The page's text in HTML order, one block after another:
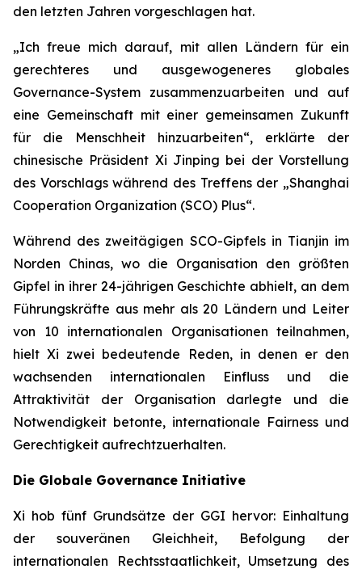
den letzten Jahren vorgeschlagen hat.
„Ich freue mich darauf, mit allen Ländern für ein
gerechteres und ausgewogeneres globales
Governance-System zusammenzuarbeiten und auf
eine Gemeinschaft mit einer gemeinsamen Zukunft
für die Menschheit hinzuarbeiten“, erklärte der
chinesische Präsident Xi Jinping bei der Vorstellung
des Vorschlags während des Treffens der „Shanghai
Cooperation Organization (SCO) Plus“.
Während des zweitägigen SCO-Gipfels in Tianjin im
Norden Chinas, wo die Organisation den größten
Gipfel in ihrer 24-jährigen Geschichte abhielt, an dem
Führungskräfte aus mehr als 20 Ländern und Leiter
von 10 internationalen Organisationen teilnahmen,
hielt Xi zwei bedeutende Reden, in denen er den
wachsenden internationalen Einfluss und die
Attraktivität der Organisation darlegte und die
Notwendigkeit betonte, internationale Fairness und
Gerechtigkeit aufrechtzuerhalten.
Die Globale Governance Initiative
Xi hob fünf Grundsätze der GGI hervor: Einhaltung
der souveränen Gleichheit, Befolgung der
internationalen Rechtsstaatlichkeit, Umsetzung des